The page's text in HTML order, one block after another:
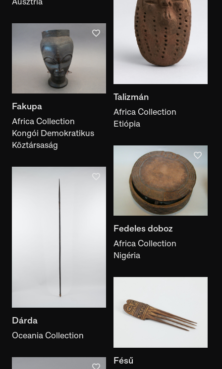
Talizmán
Africa Collection
Etiópia
Fakupa
Africa Collection
Kongói Demokratikus
Köztársaság
Fedeles doboz
Africa Collection
Nigéria
Dárda
Oceania Collection
Fésű